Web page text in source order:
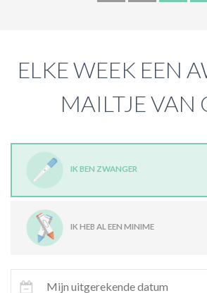
ELKE WEEK EEN
MAILTJE VAN
IK BEN ZWANGER
IK HEB AL EEN MINIME